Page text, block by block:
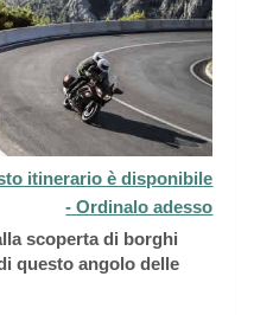
itinerario è disponibile
- Ordinalo adesso
scoperta di borghi
questo angolo delle